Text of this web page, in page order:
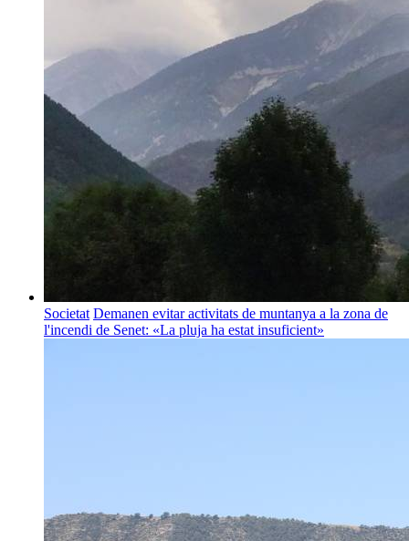
Societat Demanen evitar activitats de muntanya a la zona de
l'incendi de Senet: «La pluja ha estat insuficient»